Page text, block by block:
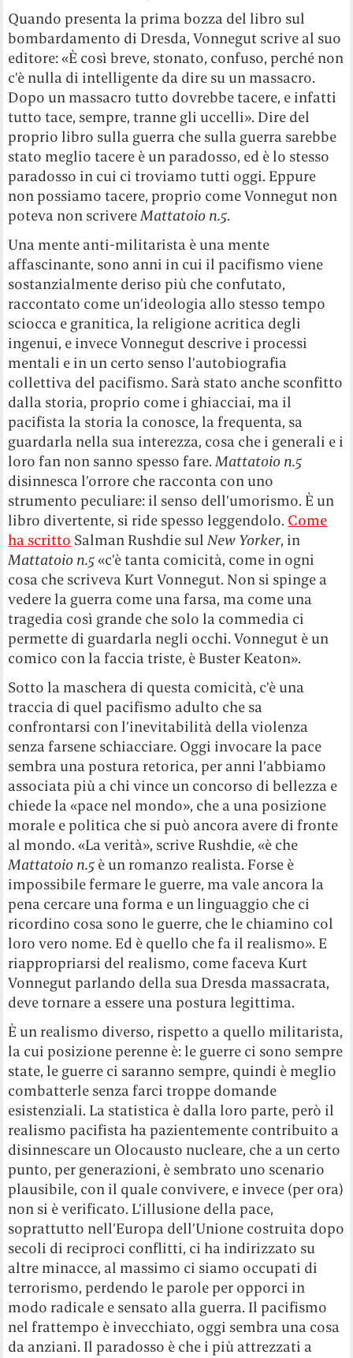
Quando presenta la prima bozza del libro sul
bombardamento di Dresda, Vonnegut scrive al suo
editore: «È così breve, stonato, confuso, perché non
c’è nulla di intelligente da dire su un massacro.
Dopo un massacro tutto dovrebbe tacere, e infatti
tutto tace, sempre, tranne gli uccelli». Dire del
proprio libro sulla guerra che sulla guerra sarebbe
stato meglio tacere è un paradosso, ed è lo stesso
paradosso in cui ci troviamo tutti oggi. Eppure
non possiamo tacere, proprio come Vonnegut non
poteva non scrivereMattatoio n.5.
Una mente anti-militarista è una mente
affascinante, sono anni in cui il pacifismo viene
sostanzialmente deriso più che confutato,
raccontato come un’ideologia allo stesso tempo
sciocca e granitica, la religione acritica degli
ingenui, e invece Vonnegut descrive i processi
mentali e in un certo senso l’autobiografia
collettiva del pacifismo. Sarà stato anche sconfitto
dalla storia, proprio come i ghiacciai, ma il
pacifista la storia la conosce, la frequenta, sa
guardarla nella sua interezza, cosa che i generali e i
loro fan non sanno spesso fare.Mattatoio n.5
disinnesca l’orrore che racconta con uno
strumento peculiare: il senso dell’umorismo. È un
libro divertente, si ride spesso leggendolo. Come
ha scritto Salman Rushdie sulNew Yorker, in
Mattatoio n.5«c’è tanta comicità, come in ogni
cosa che scriveva Kurt Vonnegut. Non si spinge a
vedere la guerra come una farsa, ma come una
tragedia così grande che solo la commedia ci
permette di guardarla negli occhi. Vonnegut è un
comico con la faccia triste, è Buster Keaton».
Sotto la maschera di questa comicità, c’è una
traccia di quel pacifismo adulto che sa
confrontarsi con l’inevitabilità della violenza
senza farsene schiacciare. Oggi invocare la pace
sembra una postura retorica, per anni l’abbiamo
associata più a chi vince un concorso di bellezza e
chiede la «pace nel mondo», che a una posizione
morale e politica che si può ancora avere di fronte
al mondo. «La verità», scrive Rushdie, «è che
Mattatoio n.5 è un romanzo realista. Forse è
impossibile fermare le guerre, ma vale ancora la
pena cercare una forma e un linguaggio che ci
ricordino cosa sono le guerre, che le chiamino col
loro vero nome. Ed è quello che fa il realismo». E
riappropriarsi del realismo, come faceva Kurt
Vonnegut parlando della sua Dresda massacrata,
deve tornare a essere una postura legittima.
È un realismo diverso, rispetto a quello militarista,
la cui posizione perenne è: le guerre ci sono sempre
state, le guerre ci saranno sempre, quindi è meglio
combatterle senza farci troppe domande
esistenziali. La statistica è dalla loro parte, però il
realismo pacifista ha pazientemente contribuito a
disinnescare un Olocausto nucleare, che a un certo
punto, per generazioni, è sembrato uno scenario
plausibile, con il quale convivere, e invece (per ora)
non si è verificato. L’illusione della pace,
soprattutto nell’Europa dell’Unione costruita dopo
secoli di reciproci conflitti, ci ha indirizzato su
altre minacce, al massimo ci siamo occupati di
terrorismo, perdendo le parole per opporci in
modo radicale e sensato alla guerra. Il pacifismo
nel frattempo è invecchiato, oggi sembra una cosa
da anziani. Il paradosso è che i più attrezzati a